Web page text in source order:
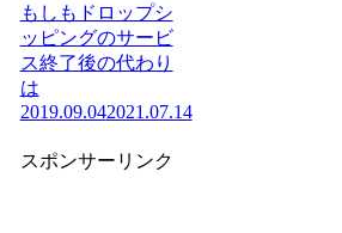
もしもドロップシ
ッピングのサービ
ス終了後の代わり
は
2019.09.042021.07.14
スポンサーリンク